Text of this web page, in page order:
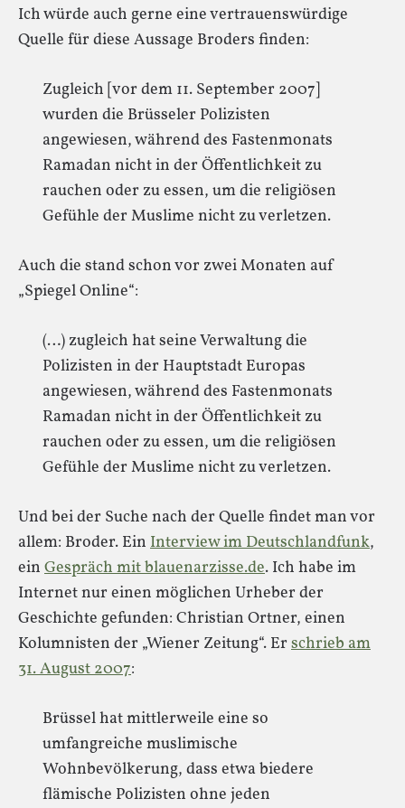
Ich würde auch gerne eine vertrauenswürdige
Quelle für diese Aussage Broders finden:
Zugleich [vor dem 11. September 2007]
wurden die Brüsseler Polizisten
angewiesen, während des Fastenmonats
Ramadan nicht in der Öffentlichkeit zu
rauchen oder zu essen, um die religiösen
Gefühle der Muslime nicht zu verletzen.
Auch die stand schon vor zwei Monaten auf
„Spiegel Online“:
(…) zugleich hat seine Verwaltung die
Polizisten in der Hauptstadt Europas
angewiesen, während des Fastenmonats
Ramadan nicht in der Öffentlichkeit zu
rauchen oder zu essen, um die religiösen
Gefühle der Muslime nicht zu verletzen.
Und bei der Suche nach der Quelle findet man vor
allem: Broder. Ein Interview im Deutschlandfunk,
ein Gespräch mit blauenarzisse.de. Ich habe im
Internet nur einen möglichen Urheber der
Geschichte gefunden: Christian Ortner, einen
Kolumnisten der „Wiener Zeitung“. Er schrieb am
31. August 2007:
Brüssel hat mittlerweile eine so
umfangreiche muslimische
Wohnbevölkerung, dass etwa biedere
flämische Polizisten ohne jeden